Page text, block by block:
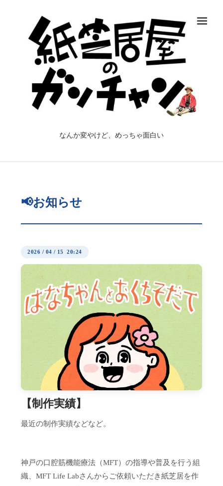
なんか変やけど、めっちゃ面白い
📢お知らせ
2026 / 04 / 15 20:24
【制作実績】
最近の制作実績などなど。
神戸の口腔筋機能療法（MFT）の指導や普及を行う組
織、MFT Life Labさんからご依頼いただき紙芝居を作